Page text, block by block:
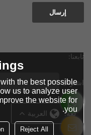
إرسال
تابعنا:
اشتراك
لغة: العربية
the best possible
us to analyze user
the website for
you.
Reject All